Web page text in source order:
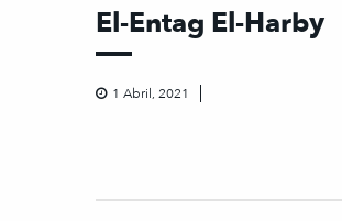
El-Entag El-Harby
1 Abril, 2021